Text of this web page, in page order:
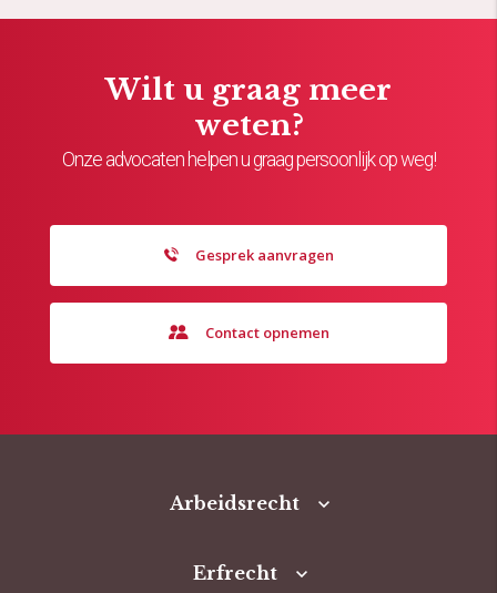
Wilt u graag meer
weten?
Onze advocaten helpen u graag persoonlijk op weg!
Gesprek aanvragen
Contact opnemen
Arbeidsrecht
Erfrecht